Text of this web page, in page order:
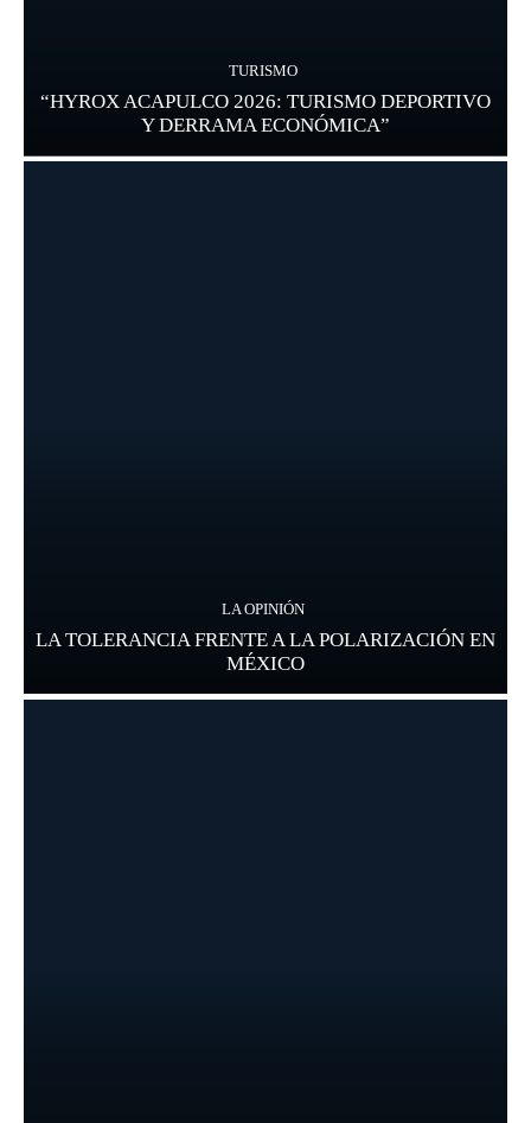
TURISMO
“HYROX ACAPULCO 2026: TURISMO DEPORTIVO
Y DERRAMA ECONÓMICA”
LA OPINIÓN
LA TOLERANCIA FRENTE A LA POLARIZACIÓN EN
MÉXICO